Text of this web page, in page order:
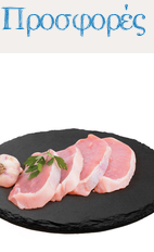
Προσφορές